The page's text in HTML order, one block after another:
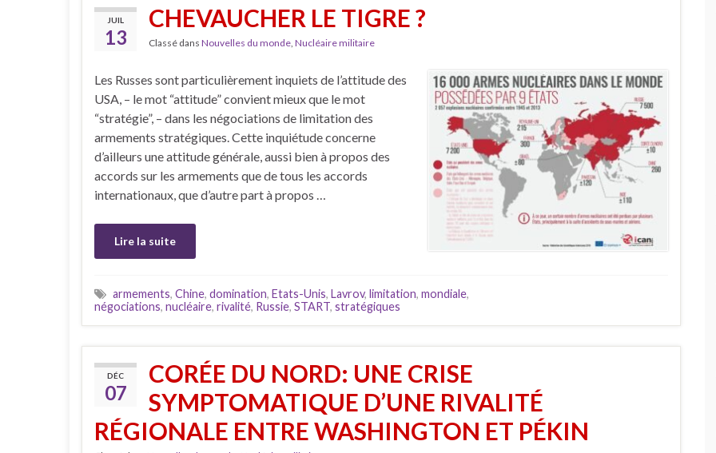
JUIL
13
CHEVAUCHER LE TIGRE ?
Classé dans Nouvelles du monde, Nucléaire militaire
Les Russes sont particulièrement inquiets de l’attitude des
USA, – le mot “attitude” convient mieux que le mot
“stratégie”, – dans les négociations de limitation des
armements stratégiques. Cette inquiétude concerne
d’ailleurs une attitude générale, aussi bien à propos des
accords sur les armements que de tous les accords
internationaux, que d’autre part à propos …
Lire la suite
armements, Chine, domination, Etats-Unis, Lavrov, limitation, mondiale,
négociations, nucléaire, rivalité, Russie, START, stratégiques
DÉC
07
CORÉE DU NORD: UNE CRISE
SYMPTOMATIQUE D’UNE RIVALITÉ
RÉGIONALE ENTRE WASHINGTON ET PÉKIN